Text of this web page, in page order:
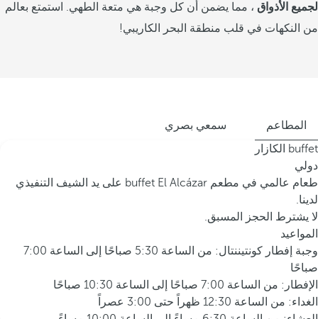
لجميع الأذواق ، مما يضمن أن كل وجبة هي متعة الطهي. استمتع بعالم
من النكهات في قلب منطقة البحر الكاريبي!
المطاعم
سمعي بصري
buffet الكازار
دولي
طعام عالمي في مطعم buffet El Alcázar على يد الشيف التنفيذي
لدينا.
لا يشترط الحجز المسبق.
المواعيد
وجبة إفطار كونتيننتال: من الساعة 5:30 صباحًا إلى الساعة 7:00
صباحًا
الإفطار: من الساعة 7:00 صباحًا إلى الساعة 10:30 صباحًا
الغداء: من الساعة 12:30 ظهراً حتى 3:00 عصراً